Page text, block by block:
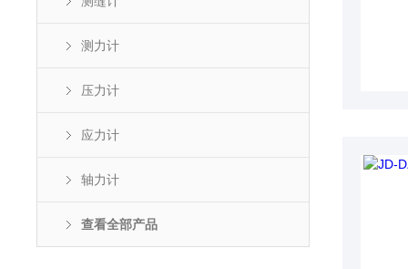
测力计
压力计
应力计
轴力计
查看全部产品